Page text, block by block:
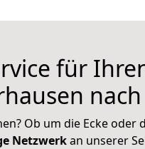
für
Ob um die Ecke oder
Netzwerkan unserer